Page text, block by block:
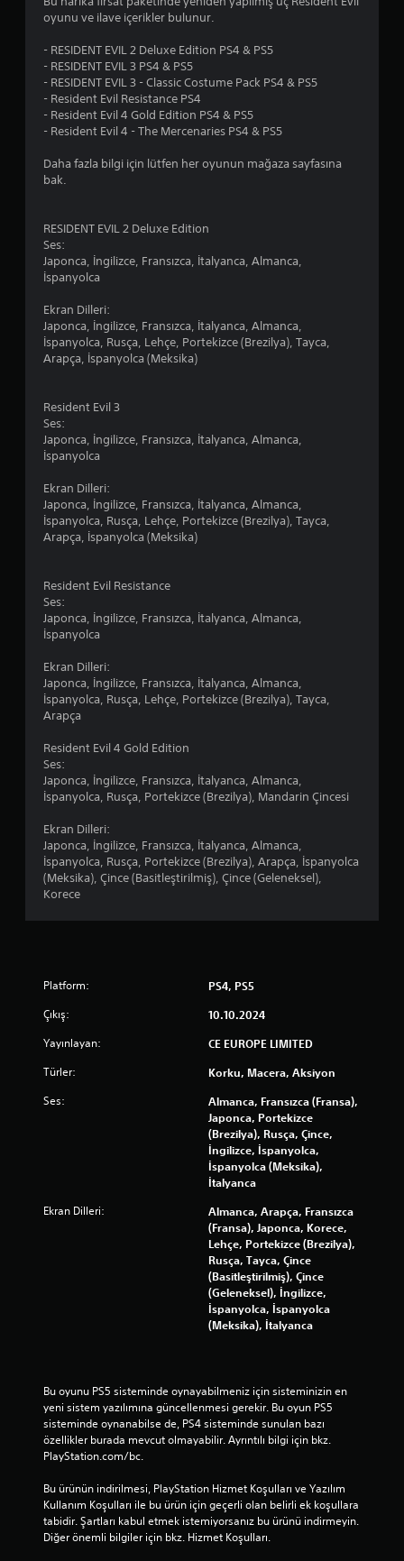
oyunu ve ilave içerikler bulunur.
- RESIDENT EVIL 2 Deluxe Edition PS4 & PS5
- RESIDENT EVIL 3 PS4 & PS5
- RESIDENT EVIL 3 - Classic Costume Pack PS4 & PS5
- Resident Evil Resistance PS4
- Resident Evil 4 Gold Edition PS4 & PS5
- Resident Evil 4 - The Mercenaries PS4 & PS5
Daha fazla bilgi için lütfen her oyunun mağaza sayfasına
bak.
RESIDENT EVIL 2 Deluxe Edition
Ses:
Japonca, İngilizce, Fransızca, İtalyanca, Almanca,
İspanyolca
Ekran Dilleri:
Japonca, İngilizce, Fransızca, İtalyanca, Almanca,
İspanyolca, Rusça, Lehçe, Portekizce (Brezilya), Tayca,
Arapça, İspanyolca (Meksika)
Resident Evil 3
Ses:
Japonca, İngilizce, Fransızca, İtalyanca, Almanca,
İspanyolca
Ekran Dilleri:
Japonca, İngilizce, Fransızca, İtalyanca, Almanca,
İspanyolca, Rusça, Lehçe, Portekizce (Brezilya), Tayca,
Arapça, İspanyolca (Meksika)
Resident Evil Resistance
Ses:
Japonca, İngilizce, Fransızca, İtalyanca, Almanca,
İspanyolca
Ekran Dilleri:
Japonca, İngilizce, Fransızca, İtalyanca, Almanca,
İspanyolca, Rusça, Lehçe, Portekizce (Brezilya), Tayca,
Arapça
Resident Evil 4 Gold Edition
Ses:
Japonca, İngilizce, Fransızca, İtalyanca, Almanca,
İspanyolca, Rusça, Portekizce (Brezilya), Mandarin Çincesi
Ekran Dilleri:
Japonca, İngilizce, Fransızca, İtalyanca, Almanca,
İspanyolca, Rusça, Portekizce (Brezilya), Arapça, İspanyolca
(Meksika), Çince (Basitleştirilmiş), Çince (Geleneksel),
Korece
Platform: PS4, PS5
Çıkış: 10.10.2024
Yayınlayan: CE EUROPE LIMITED
Türler: Korku, Macera, Aksiyon
Ses:
Almanca, Fransızca (Fransa),
Japonca, Portekizce
(Brezilya), Rusça, Çince,
İngilizce, İspanyolca,
İspanyolca (Meksika),
İtalyanca
Ekran Dilleri:
Almanca, Arapça, Fransızca
(Fransa), Japonca, Korece,
Lehçe, Portekizce (Brezilya),
Rusça, Tayca, Çince
(Basitleştirilmiş), Çince
(Geleneksel), İngilizce,
İspanyolca, İspanyolca
(Meksika), İtalyanca
Bu oyunu PS5 sisteminde oynayabilmeniz için sisteminizin en
yeni sistem yazılımına güncellenmesi gerekir. Bu oyun PS5
sisteminde oynanabilse de, PS4 sisteminde sunulan bazı
özellikler burada mevcut olmayabilir. Ayrıntılı bilgi için bkz.
PlayStation.com/bc.
Bu ürünün indirilmesi, PlayStation Hizmet Koşulları ve Yazılım
Kullanım Koşulları ile bu ürün için geçerli olan belirli ek koşullara
tabidir. Şartları kabul etmek istemiyorsanız bu ürünü indirmeyin.
Diğer önemli bilgiler için bkz. Hizmet Koşulları.